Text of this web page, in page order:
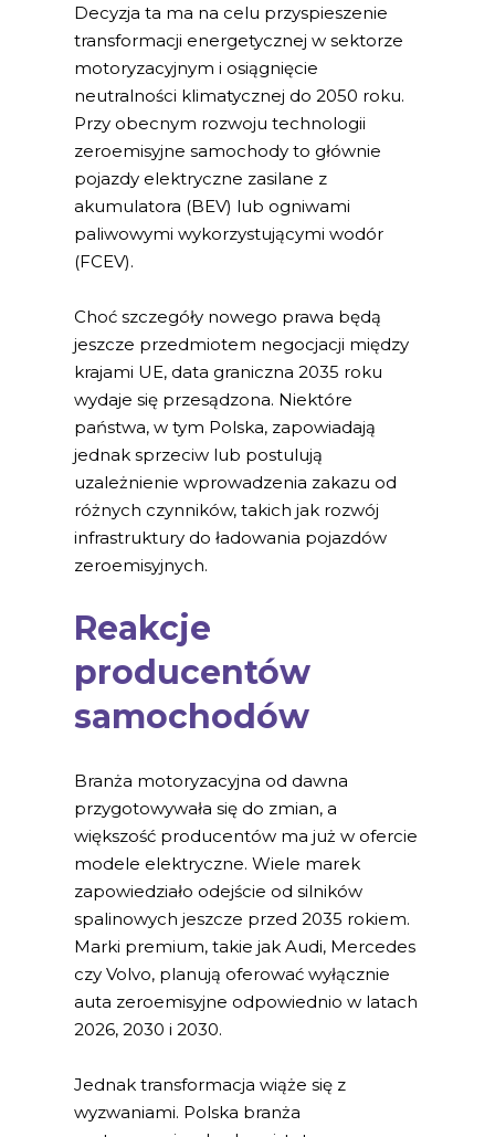
Decyzja ta ma na celu przyspieszenie
transformacji energetycznej w sektorze
motoryzacyjnym i osiągnięcie
neutralności klimatycznej do 2050 roku.
Przy obecnym rozwoju technologii
zeroemisyjne samochody to głównie
pojazdy elektryczne zasilane z
akumulatora (BEV) lub ogniwami
paliwowymi wykorzystującymi wodór
(FCEV).
Choć szczegóły nowego prawa będą
jeszcze przedmiotem negocjacji między
krajami UE, data graniczna 2035 roku
wydaje się przesądzona. Niektóre
państwa, w tym Polska, zapowiadają
jednak sprzeciw lub postulują
uzależnienie wprowadzenia zakazu od
różnych czynników, takich jak rozwój
infrastruktury do ładowania pojazdów
zeroemisyjnych.
Reakcje
producentów
samochodów
Branża motoryzacyjna od dawna
przygotowywała się do zmian, a
większość producentów ma już w ofercie
modele elektryczne. Wiele marek
zapowiedziało odejście od silników
spalinowych jeszcze przed 2035 rokiem.
Marki premium, takie jak Audi, Mercedes
czy Volvo, planują oferować wyłącznie
auta zeroemisyjne odpowiednio w latach
2026, 2030 i 2030.
Jednak transformacja wiąże się z
wyzwaniami. Polska branża